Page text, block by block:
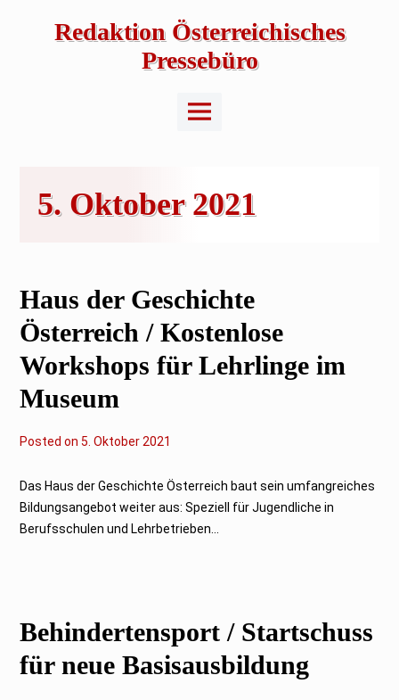
Redaktion Österreichisches
Pressebüro
Main
Menu
5. Oktober 2021
Haus der Geschichte
Österreich / Kostenlose
Workshops für Lehrlinge im
Museum
Posted on6
k
o
b
5. Oktober 2021
Das Haus der Geschichte Österreich baut sein umfangreiches
Bildungsangebot weiter aus: Speziell für Jugendliche in
Berufsschulen und Lehrbetrieben...
Behindertensport / Startschuss
für neue Basisausbildung